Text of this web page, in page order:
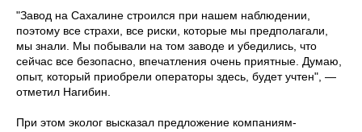
"Завод на Сахалине строился при нашем наблюдении,
поэтому все страхи, все риски, которые мы предполагали,
мы знали. Мы побывали на том заводе и убедились, что
сейчас все безопасно, впечатления очень приятные. Думаю,
опыт, который приобрели операторы здесь, будет учтен", —
отметил Нагибин.
При этом эколог высказал предложение компаниям-